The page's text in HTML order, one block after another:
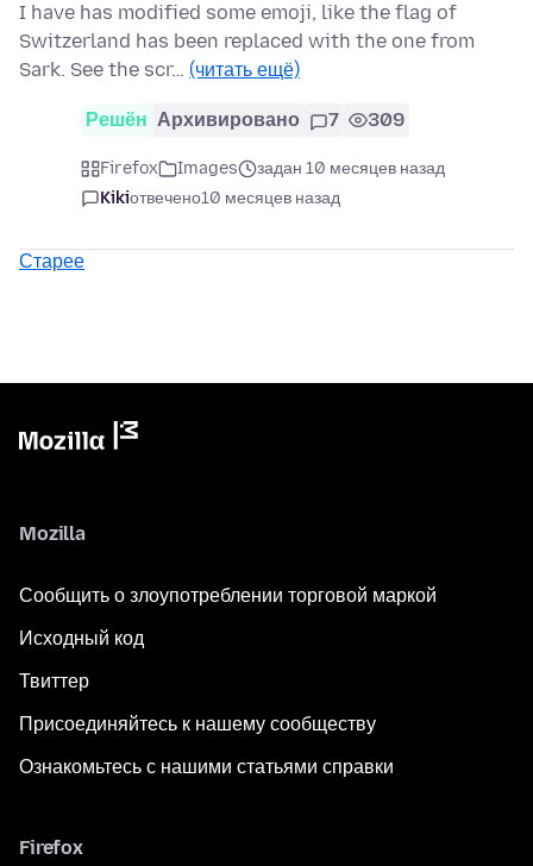
I have has modified some emoji, like the flag of
Switzerland has been replaced with the one from
Sark. See the scr… (читать ещё)
Решён Архивировано 7 309
Firefox Images
задан 10 месяцев назад
Kikiотвечено10 месяцев назад
Старее
Mozilla
Сообщить о злоупотреблении торговой маркой
Исходный код
Твиттер
Присоединяйтесь к нашему сообществу
Ознакомьтесь с нашими статьями справки
Firefox